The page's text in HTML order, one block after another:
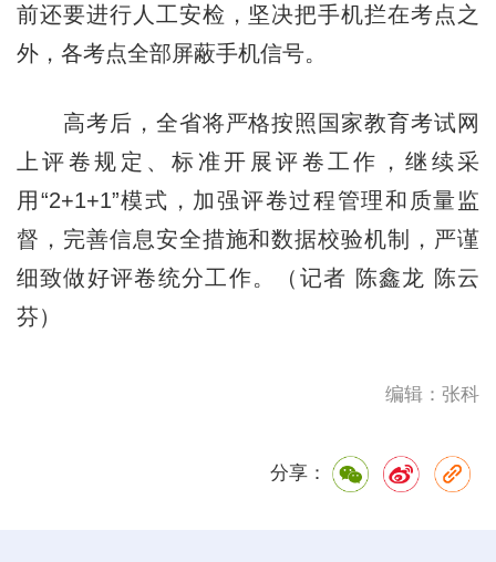
前还要进行人工安检，坚决把手机拦在考点之
外，各考点全部屏蔽手机信号。
高考后，全省将严格按照国家教育考试网
上评卷规定、标准开展评卷工作，继续采
用“2+1+1”模式，加强评卷过程管理和质量监
督，完善信息安全措施和数据校验机制，严谨
细致做好评卷统分工作。（记者 陈鑫龙 陈云
芬）
编辑：张科
分享：